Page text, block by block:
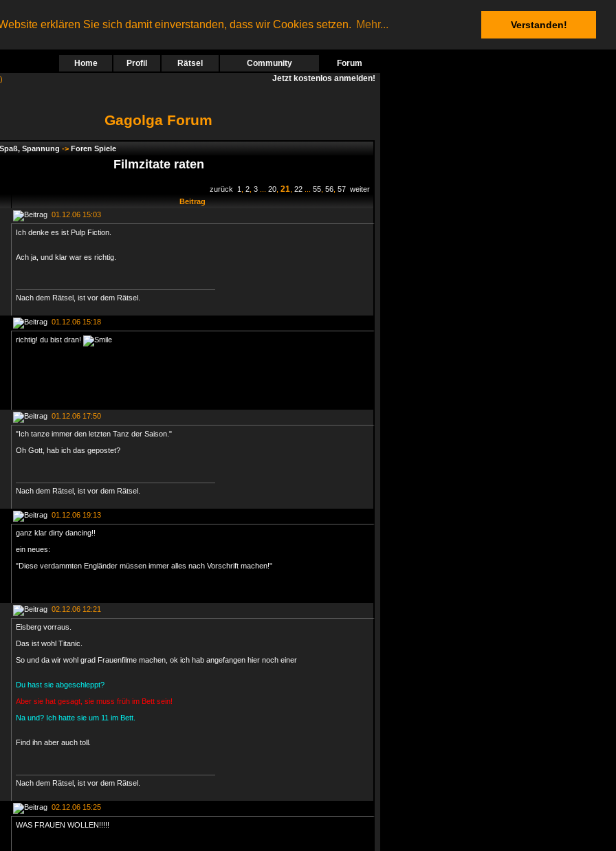
erklären Sie sich damit einverstanden, dass wir Cookies setzen. Mehr... Verstanden!
Home Profil Rätsel Community Forum
Jetzt kostenlos anmelden!
Gagolga Forum
Spannung -> Foren Spiele
Filmzitate raten
zurück 1 2 3 20 21 22 55 56 57 weiter
Beitrag
01.12.06 15:03
Ich denke es ist Pulp Fiction.
Ach ja, und klar war es richtig.
Nach dem Rätsel, ist vor dem Rätsel.
01.12.06 15:18
richtig! du bist dran!
01.12.06 17:50
"Ich tanze immer den letzten Tanz der Saison."
Oh Gott, hab ich das gepostet?
Nach dem Rätsel, ist vor dem Rätsel.
01.12.06 19:13
ganz klar dirty dancing!!
ein neues:
"Diese verdammten Engländer müssen immer alles nach Vorschrift machen!"
02.12.06 12:21
Eisberg vorraus.
Das ist wohl Titanic.
So und da wir wohl grad Frauenfilme machen, ok ich hab angefangen hier noch einer
Du hast sie abgeschleppt?
Aber sie hat gesagt, sie muss früh im Bett sein!
Na und? Ich hatte sie um 11 im Bett.
Find ihn aber auch toll.
Nach dem Rätsel, ist vor dem Rätsel.
02.12.06 15:25
WAS FRAUEN WOLLEN!!!!!